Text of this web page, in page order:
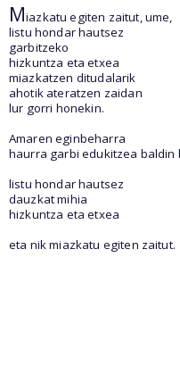
Miazkatu egiten zaitut, ume,
listu hondar hautsez
garbitzeko
hizkuntza eta etxea
miazkatzen ditudalarik
ahotik ateratzen zaidan
lur gorri honekin.
Amaren eginbeharra
haurra garbi edukitzea baldin
listu hondar hautsez
dauzkat mihia
hizkuntza eta etxea
eta nik miazkatu egiten zaitut.